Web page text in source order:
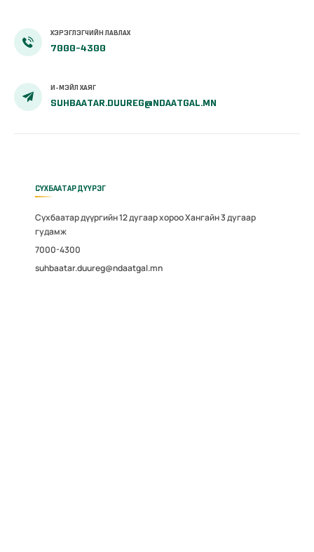
ХЭРЭГЛЭГЧИЙН ЛАВЛАХ
7000-4300
И-МЭЙЛ ХАЯГ
SUHBAATAR.DUUREG@NDAATGAL.MN
СҮХБААТАР ДҮҮРЭГ
Сүхбаатар дүүргийн 12 дугаар хороо Хангайн 3 дугаар
гудамж
7000-4300
suhbaatar.duureg@ndaatgal.mn